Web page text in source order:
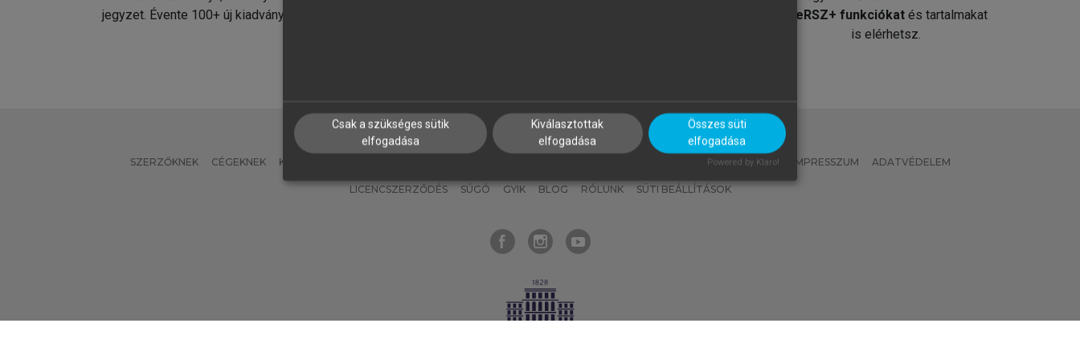
jegyzet. Évente 100+ új kiadvány.
MeRSZ+ funkciókat és tartalmakat
is elérhetsz.
SZERZŐKNEK CÉGEKNEK KÖNYVTÁROSOKNAK MI – ÁLTALÁNOS IRÁNYELVEK IMPRESSZUM ADATVÉDELEM
LICENCSZERZŐDÉS SÚGÓ GYIK BLOG RÓLUNK SÜTI BEÁLLÍTÁSOK
Csak a szükséges sütik
elfogadása
Kiválasztottak
elfogadása
Összes süti
elfogadása
Powered by Klaro!